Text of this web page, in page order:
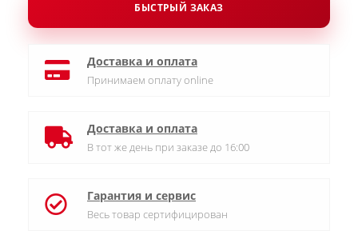
БЫСТРЫЙ ЗАКАЗ
Доставка и оплата
Принимаем оплату online
Доставка и оплата
В тот же день при заказе до 16:00
Гарантия и сервис
Весь товар сертифицирован